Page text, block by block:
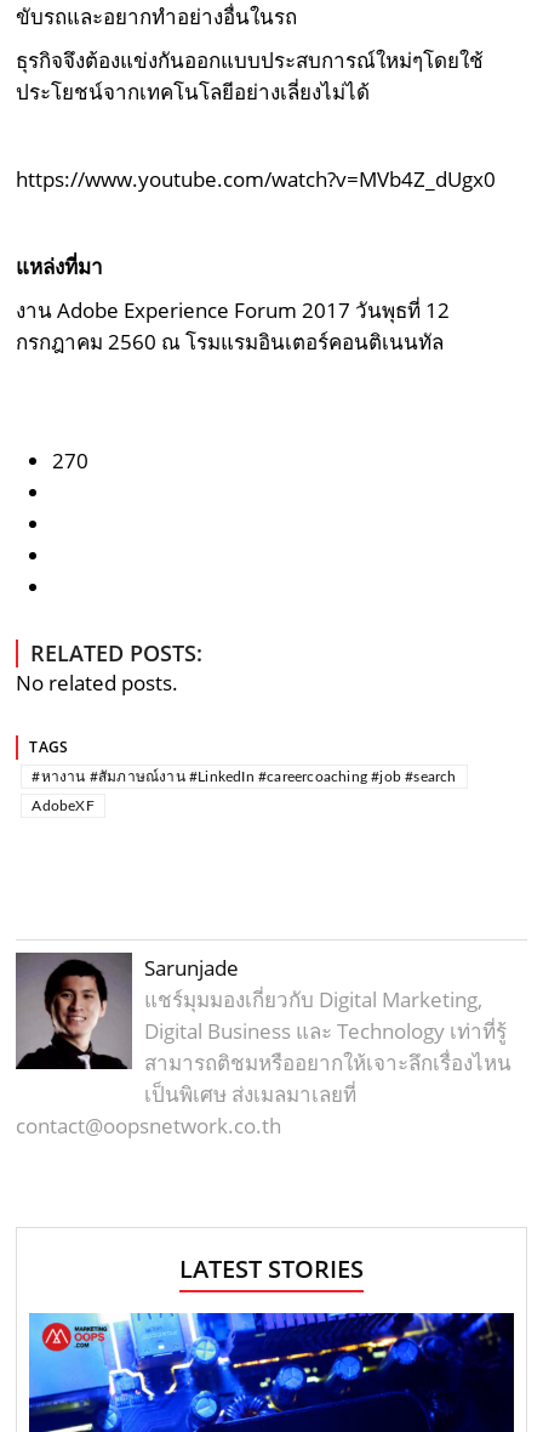
ขับรถและอยากทำอย่างอื่นในรถ
ธุรกิจจึงต้องแข่งกันออกแบบประสบการณ์ใหม่ๆโดยใช้
ประโยชน์จากเทคโนโลยีอย่างเลี่ยงไม่ได้
https://www.youtube.com/watch?v=MVb4Z_dUgx0
แหล่งที่มา
งาน Adobe Experience Forum 2017 วันพุธที่ 12
กรกฎาคม 2560 ณ โรมแรมอินเตอร์คอนติเนนทัล
270
RELATED POSTS:
No related posts.
TAGS
#หางาน #สัมภาษณ์งาน #LinkedIn #careercoaching #job #search
AdobeXF
Sarunjade
แชร์มุมมองเกี่ยวกับ Digital Marketing,
Digital Business และ Technology เท่าที่รู้
สามารถติชมหรืออยากให้เจาะลึกเรื่องไหน
เป็นพิเศษ ส่งเมลมาเลยที่
contact@oopsnetwork.co.th
LATEST STORIES